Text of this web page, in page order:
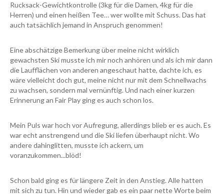
Rucksack-Gewichtkontrolle (3kg für die Damen, 4kg für die
Herren) und einen heißen Tee… wer wollte mit Schuss. Das hat
auch tatsächlich jemand in Anspruch genommen!
Eine abschätzige Bemerkung über meine nicht wirklich
gewachsten Ski musste ich mir noch anhören und als ich mir dann
die Laufflächen von anderen angeschaut hatte, dachte ich, es
wäre vielleicht doch gut, meine nicht nur mit dem Schnellwachs
zu wachsen, sondern mal vernünftig. Und nach einer kurzen
Erinnerung an Fair Play ging es auch schon los.
Mein Puls war hoch vor Aufregung, allerdings blieb er es auch. Es
war echt anstrengend und die Ski liefen überhaupt nicht. Wo
andere dahinglitten, musste ich ackern, um
voranzukommen...blöd!
Schon bald ging es für längere Zeit in den Anstieg. Alle hatten
mit sich zu tun. Hin und wieder gab es ein paar nette Worte beim